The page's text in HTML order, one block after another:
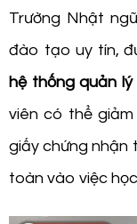
Trường Nhật
đào tạo uy tín,
hệ thống quản lý
viên có thể
giấy chứng nhận
toàn vào việc